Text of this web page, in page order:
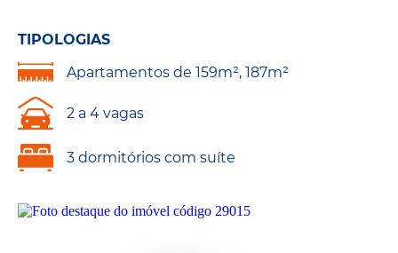
TIPOLOGIAS
Apartamentos de 159m², 187m²
2 a 4 vagas
3 dormitórios com suíte